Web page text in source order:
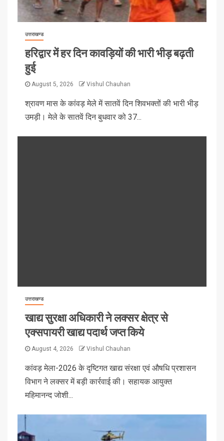
उत्तराखण्ड
हरिद्वार में हर दिन कावड़ियों की भारी भीड़ बढ़ती
हुई
August 5, 2026 Vishul Chauhan
श्रावण मास के कांवड़ मेले में सातवें दिन शिवभक्तों की भारी भीड़
उमड़ी। मेले के सातवें दिन बुधवार को 37...
उत्तराखण्ड
खाद्य सुरक्षा अधिकारी ने लक्सर क्षेत्र से
एक्सपायरी खाद्य पदार्थ जप्त किये
August 4, 2026 Vishul Chauhan
कांवड़ मेला-2026 के दृष्टिगत खाद्य संरक्षा एवं औषधि प्रशासन
विभाग ने लक्सर में बड़ी कार्रवाई की। सहायक आयुक्त
महिमानन्द जोशी...